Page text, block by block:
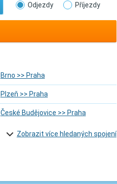
Odjezdy Příjezdy
Brno >> Praha
Plzeň >> Praha
České Budějovice >> Praha
Zobrazit více hledaných spojení